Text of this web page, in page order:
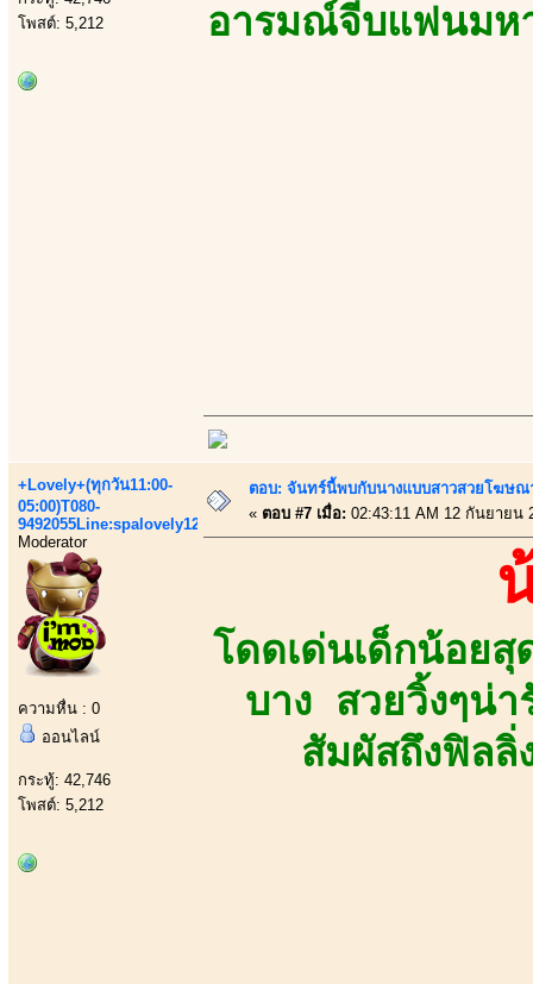
โพสต์: 5,212
อารมณ์จีบแฟนมห
+Lovely+(ทุกวัน11:00-
05:00)T080-
9492055Line:spalovely123
Moderator
ความหื่น : 0
ออนไลน์
กระทู้: 42,746
โพสต์: 5,212
ตอบ: จันทร์นี้พบกับนางแบบสาวสวยโฆษ
« ตอบ #7 เมื่อ: 02:43:11 AM 12 กันยายน
โดดเด่นเด็กน้อย
บาง สวยวิ้งๆน่
สัมผัสถึงฟิลลิ่